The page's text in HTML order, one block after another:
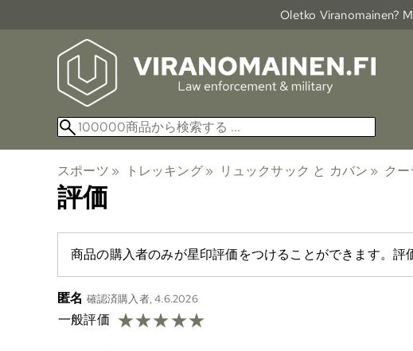
Oletko Viranomainen?
スポーツ ‪» トレッキング ‪» リュックサック と カバン ‪» ク
評価
商品の購入者のみが星印評価をつけることができます。評
匿名 確認済購入者, 4.6.2026
一般評価 ☆☆☆☆☆